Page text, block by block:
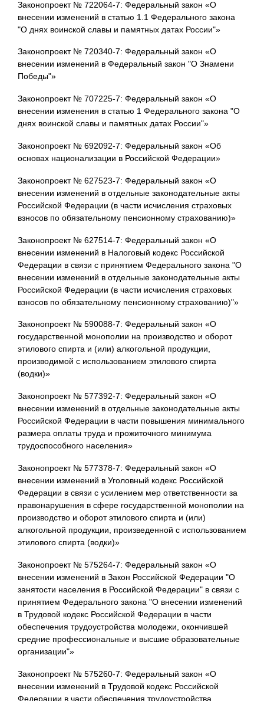
Законопроект № 722064-7: Федеральный закон «О
внесении изменений в статью 1.1 Федерального закона
"О днях воинской славы и памятных датах России"»
Законопроект № 720340-7: Федеральный закон «О
внесении изменений в Федеральный закон "О Знамени
Победы"»
Законопроект № 707225-7: Федеральный закон «О
внесении изменения в статью 1 Федерального закона "О
днях воинской славы и памятных датах России"»
Законопроект № 692092-7: Федеральный закон «Об
основах национализации в Российской Федерации»
Законопроект № 627523-7: Федеральный закон «О
внесении изменений в отдельные законодательные акты
Российской Федерации (в части исчисления страховых
взносов по обязательному пенсионному страхованию)»
Законопроект № 627514-7: Федеральный закон «О
внесении изменений в Налоговый кодекс Российской
Федерации в связи с принятием Федерального закона "О
внесении изменений в отдельные законодательные акты
Российской Федерации (в части исчисления страховых
взносов по обязательному пенсионному страхованию)"»
Законопроект № 590088-7: Федеральный закон «О
государственной монополии на производство и оборот
этилового спирта и (или) алкогольной продукции,
производимой с использованием этилового спирта
(водки)»
Законопроект № 577392-7: Федеральный закон «О
внесении изменений в отдельные законодательные акты
Российской Федерации в части повышения минимального
размера оплаты труда и прожиточного минимума
трудоспособного населения»
Законопроект № 577378-7: Федеральный закон «О
внесении изменений в Уголовный кодекс Российской
Федерации в связи с усилением мер ответственности за
правонарушения в сфере государственной монополии на
производство и оборот этилового спирта и (или)
алкогольной продукции, произведенной с использованием
этилового спирта (водки)»
Законопроект № 575264-7: Федеральный закон «О
внесении изменений в Закон Российской Федерации "О
занятости населения в Российской Федерации" в связи с
принятием Федерального закона "О внесении изменений
в Трудовой кодекс Российской Федерации в части
обеспечения трудоустройства молодежи, окончившей
средние профессиональные и высшие образовательные
организации"»
Законопроект № 575260-7: Федеральный закон «О
внесении изменений в Трудовой кодекс Российской
Федерации в части обеспечения трудоустройства